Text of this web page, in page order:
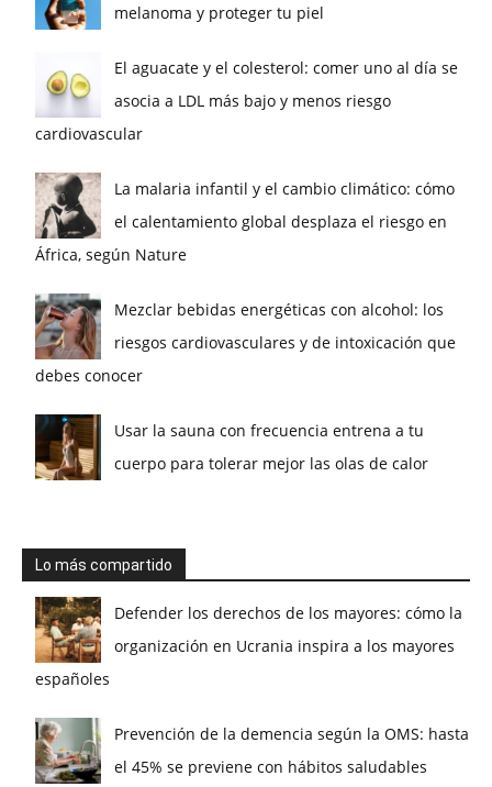
melanoma y proteger tu piel
El aguacate y el colesterol: comer uno al día se
asocia a LDL más bajo y menos riesgo
cardiovascular
La malaria infantil y el cambio climático: cómo
el calentamiento global desplaza el riesgo en
África, según Nature
Mezclar bebidas energéticas con alcohol: los
riesgos cardiovasculares y de intoxicación que
debes conocer
Usar la sauna con frecuencia entrena a tu
cuerpo para tolerar mejor las olas de calor
Lo más compartido
Defender los derechos de los mayores: cómo la
organización en Ucrania inspira a los mayores
españoles
Prevención de la demencia según la OMS: hasta
el 45% se previene con hábitos saludables